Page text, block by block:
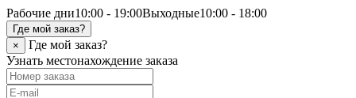
Рабочие дни10:00 - 19:00Выходные10:00 - 18:00
Где мой заказ?
×
Где мой заказ?
Узнать местонахождение заказа